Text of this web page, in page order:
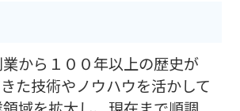
から１００年以上の歴史が
た技術やノウハウを活かして